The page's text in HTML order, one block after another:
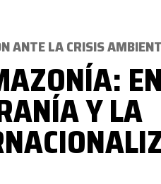
ANTE LA CRISIS
Y LA